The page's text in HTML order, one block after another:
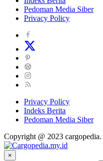
Pedoman Media Siber
Privacy Policy
Privacy Policy
Indeks Berita
Pedoman Media Siber
Copyright @ 2023
×